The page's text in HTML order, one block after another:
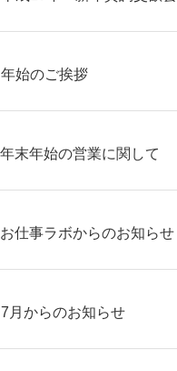
年始のご挨拶
年末年始の営業に関して
お仕事ラボからのお知らせ
7月からのお知らせ